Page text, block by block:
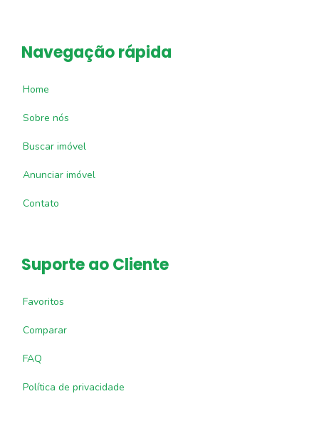
Navegação rápida
Home
Sobre nós
Buscar imóvel
Anunciar imóvel
Contato
Suporte ao Cliente
Favoritos
Comparar
FAQ
Política de privacidade